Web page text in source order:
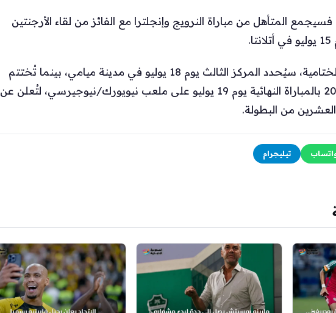
المتأهل من مباراة النرويج وإنجلترا مع الفائز من لقاء الأرجنتين
فيما يتعلق بالمباريات الختامية، سيُحدد المركز الثالث يوم 18 يوليو في مدينة ميامي، بينما تُختتم
فعاليات كأس العالم 2026 بالمباراة النهائية يوم 19 يوليو على ملعب نيويورك/نيوجيرسي، لتُعلن عن
من البطولة.
تيليجرام